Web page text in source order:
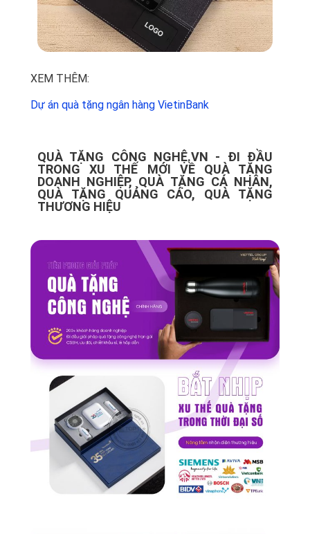
XEM THÊM:
Dự án quà tặng ngân hàng VietinBank
QUÀ TẶNG CÔNG NGHỆ.VN - ĐI ĐẦU
TRONG XU THẾ MỚI VỀ QUÀ TẶNG
DOANH NGHIỆP, QUÀ TẶNG CÁ NHÂN,
QUÀ TẶNG QUẢNG CÁO, QUÀ TẶNG
THƯƠNG HIỆU